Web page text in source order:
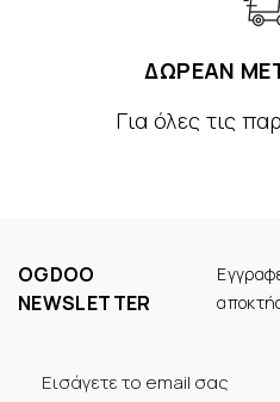
ΔΩΡΕΑΝ
Για όλες τις
OGDOO
NEWSLETTER